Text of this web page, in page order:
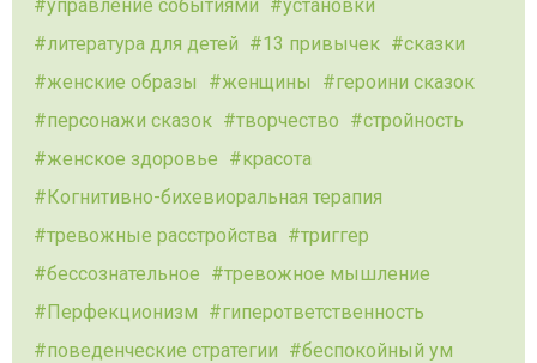
управление событиями
установки
литература для детей
13 привычек
сказки
женские образы
женщины
героини сказок
персонажи сказок
творчество
стройность
женское здоровье
красота
Когнитивно-бихевиоральная терапия
тревожные расстройства
триггер
бессознательное
тревожное мышление
Перфекционизм
гиперответственность
поведенческие стратегии
беспокойный ум